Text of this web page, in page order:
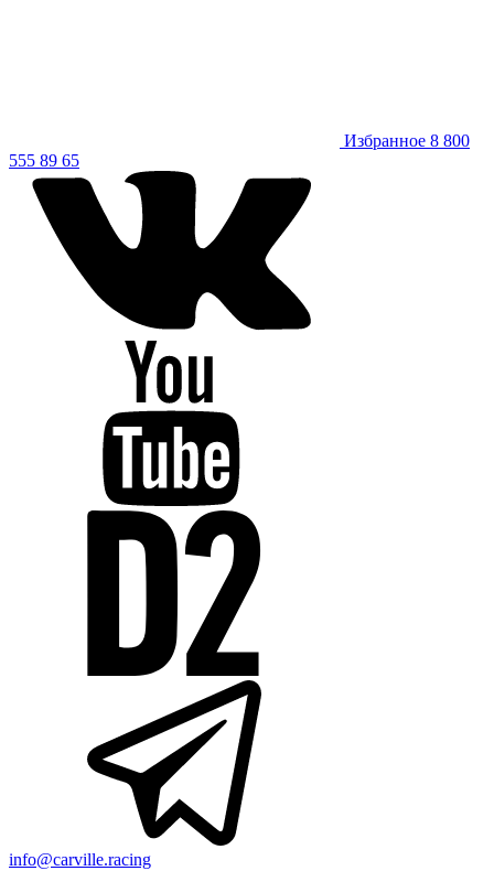
Избранное 8 800
555 89 65
info@carville.racing